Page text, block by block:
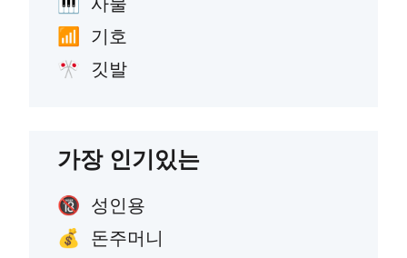
📶 기호
🎌 깃발
가장 인기있는
🔞 성인용
💰 돈주머니